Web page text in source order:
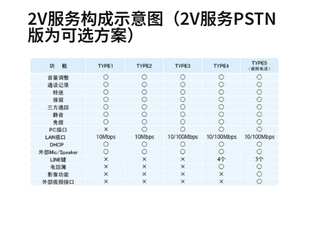
2V服务构成示意图（2V服务PSTN
版为可选方案）